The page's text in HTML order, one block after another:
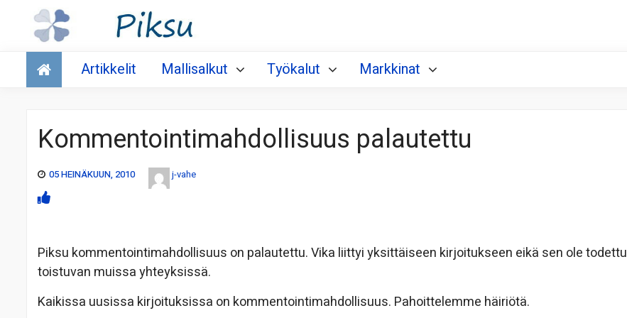
Talous
Artikkelit Mallisalkut Työkalut Markkinat
Kommentointimahdollisuus palautettu
05 HEINÄKUUN, 2010 j-vahe
Piksu kommentointimahdollisuus on palautettu. Vika liittyi yksittäiseen kirjoitukseen eikä sen ole todettu
toistuvan muissa yhteyksissä.
Kaikissa uusissa kirjoituksissa on kommentointimahdollisuus. Pahoittelemme häiriötä.